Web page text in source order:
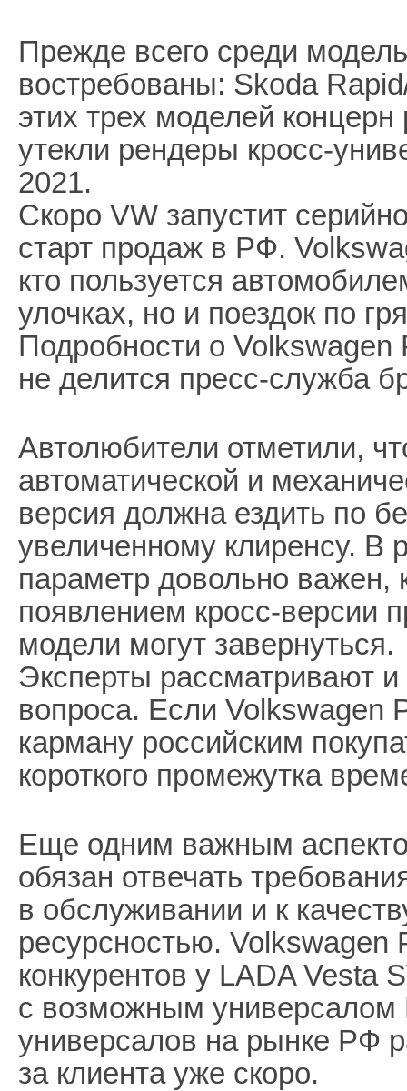
Прежде всего среди
востребованы: Skoda
этих трех моделей
утекли рендеры кросс-
2021.
Скоро VW запустит
старт продаж в РФ.
кто пользуется
улочках, но и поездок по
Подробности о Volkswagen
не делится пресс-служба
Автолюбители отметили,
автоматической и
версия должна ездить по
увеличенному клиренсу. В
параметр довольно важен,
появлением кросс-версии
модели могут завернуться.
Эксперты рассматривают
вопроса. Если Volkswagen
карману российским
короткого промежутка
Еще одним важным
обязан отвечать
в обслуживании и к
ресурсностью. Volkswagen
конкурентов у LADA Vesta
с возможным универсалом
универсалов на рынке РФ
за клиента уже скоро.